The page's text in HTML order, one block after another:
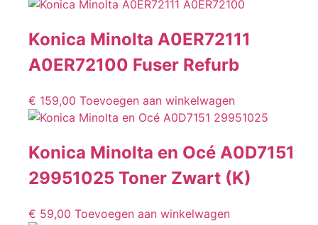
Konica Minolta A0ER72111
A0ER72100 Fuser Refurb
€ 159,00 Toevoegen aan winkelwagen
Konica Minolta en Océ A0D7151
29951025 Toner Zwart (K)
€ 59,00 Toevoegen aan winkelwagen